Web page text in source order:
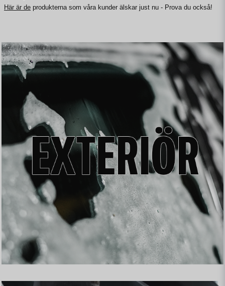
Här är de produkterna som våra kunder älskar just nu - Prova du också!